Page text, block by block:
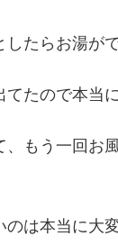
したらお湯
たので本当
もう一回お
は本当に大変